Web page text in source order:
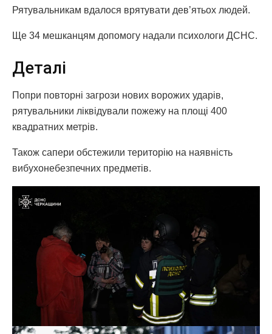
Рятувальникам вдалося врятувати дев’ятьох людей.
Ще 34 мешканцям допомогу надали психологи ДСНС.
Деталі
Попри повторні загрози нових ворожих ударів,
рятувальники ліквідували пожежу на площі 400
квадратних метрів.
Також сапери обстежили територію на наявність
вибухонебезпечних предметів.